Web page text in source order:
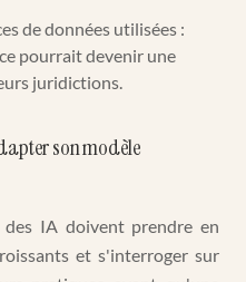
de données utilisées :
pourrait devenir une
juridictions.
son modèle
des IA doivent prendre en
et s'interroger sur